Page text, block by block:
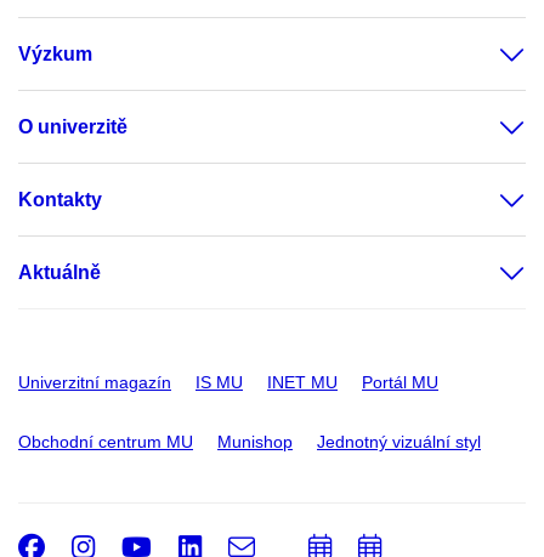
Výzkum
O univerzitě
Kontakty
Aktuálně
Univerzitní magazín IS MU INET MU Portál MU
Obchodní centrum MU Munishop Jednotný vizuální styl
Facebook
Instagram
Youtube
LinkedIn
e-
PřidatPřidat